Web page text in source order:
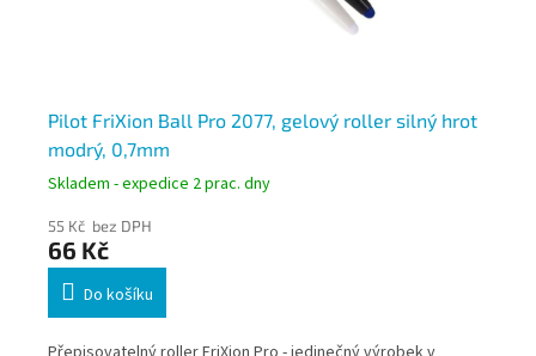
Pilot FriXion Ball Pro 2077, gelový roller silný hrot
modrý, 0,7mm
Skladem - expedice 2 prac. dny
55 Kč bez DPH
66 Kč
Do košíku